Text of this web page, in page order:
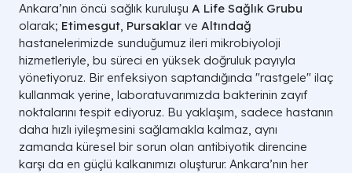
Ankara’nın öncü sağlık kuruluşu A Life Sağlık Grubu
olarak; Etimesgut, Pursaklar ve Altındağ
hastanelerimizde sunduğumuz ileri mikrobiyoloji
hizmetleriyle, bu süreci en yüksek doğruluk payıyla
yönetiyoruz. Bir enfeksiyon saptandığında "rastgele" ilaç
kullanmak yerine, laboratuvarımızda bakterinin zayıf
noktalarını tespit ediyoruz. Bu yaklaşım, sadece hastanın
daha hızlı iyileşmesini sağlamakla kalmaz, aynı
zamanda küresel bir sorun olan antibiyotik direncine
karşı da en güçlü kalkanımızı oluşturur. Ankara’nın her